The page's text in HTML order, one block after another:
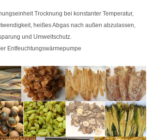
Trocknung bei konstanter Temperatur,
heißes Abgas nach außen abzulassen,
und Umweltschutz.
Entfeuchtungswärmepumpe